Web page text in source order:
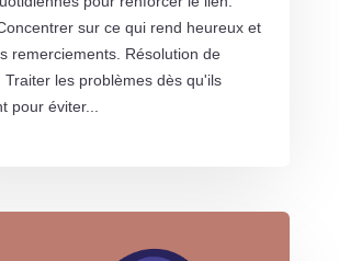
sur ce qui rend heureux et
remerciements. Résolution de
Traiter les problèmes dès qu'ils
pour éviter...